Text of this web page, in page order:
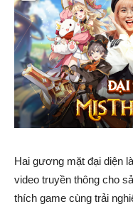
Hai gương mặt đại diện là
video truyền thông cho
thích game cùng trải